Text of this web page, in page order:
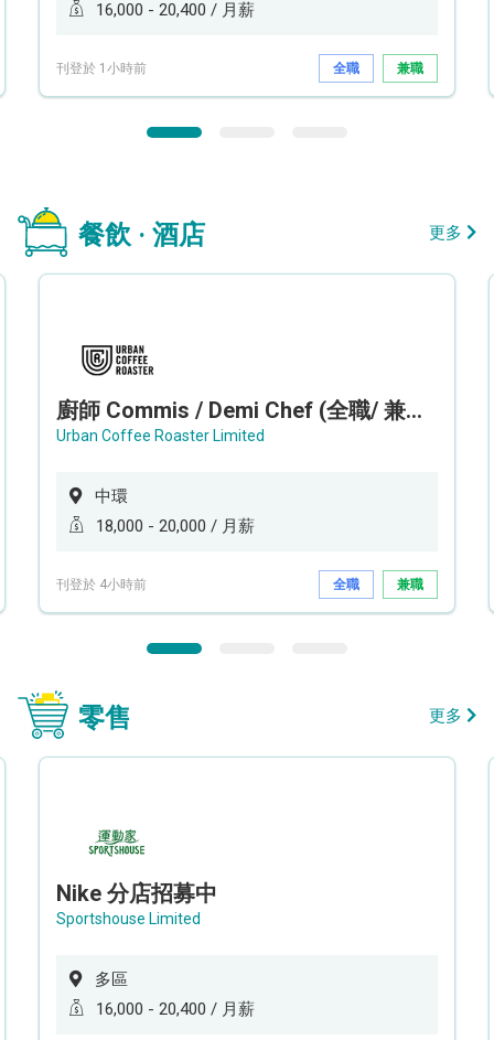
16,000 - 20,400 / 月薪
刊登於 1小時前 全職 兼職
餐飲 · 酒店 更多
廚師 Commis / Demi Chef (全職/ 兼職) (工作地點:中環)
Urban Coffee Roaster Limited
中環
18,000 - 20,000 / 月薪
刊登於 4小時前 全職 兼職
零售 更多
Nike 分店招募中
Sportshouse Limited
多區
16,000 - 20,400 / 月薪